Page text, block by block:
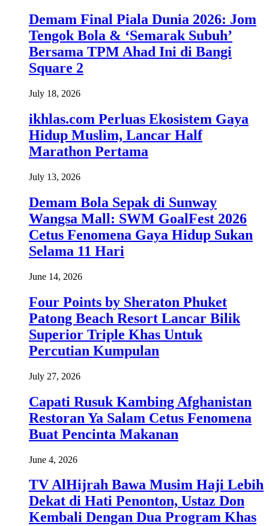
Demam Final Piala Dunia 2026: Jom
Tengok Bola & ‘Semarak Subuh’
Bersama TPM Ahad Ini di Bangi
Square 2
July 18, 2026
ikhlas.com Perluas Ekosistem Gaya
Hidup Muslim, Lancar Half
Marathon Pertama
July 13, 2026
Demam Bola Sepak di Sunway
Wangsa Mall: SWM GoalFest 2026
Cetus Fenomena Gaya Hidup Sukan
Selama 11 Hari
June 14, 2026
Four Points by Sheraton Phuket
Patong Beach Resort Lancar Bilik
Superior Triple Khas Untuk
Percutian Kumpulan
July 27, 2026
Capati Rusuk Kambing Afghanistan
Restoran Ya Salam Cetus Fenomena
Buat Pencinta Makanan
June 4, 2026
TV AlHijrah Bawa Musim Haji Lebih
Dekat di Hati Penonton, Ustaz Don
Kembali Dengan Dua Program Khas